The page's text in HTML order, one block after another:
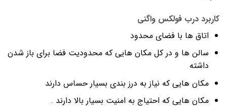
کاربرد درب فولکس واگنی
اتاق ها با فضای محدود
سالن ها و در کل مکان هایی که محدودیت فضا برای باز شدن
داشته
مکان هایی که نیاز به درز بندی بسیار حساس دارند
مکان هایی که احتیاج به امنیت بسیار بالا دارند .